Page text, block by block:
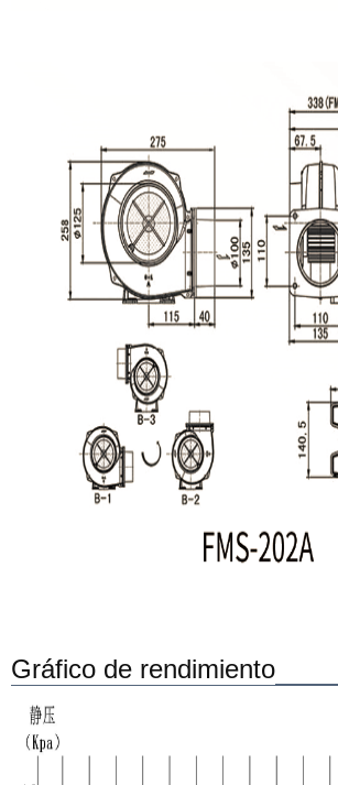
Gráfico de rendimiento